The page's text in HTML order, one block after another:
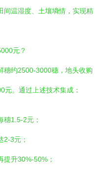
间温湿度、土壤墒情，实现精
元？
穗约2500-3000穗，地头收购
。通过上述技术集成：
穗1.5-2元；
2-3元；
升30%-50%；